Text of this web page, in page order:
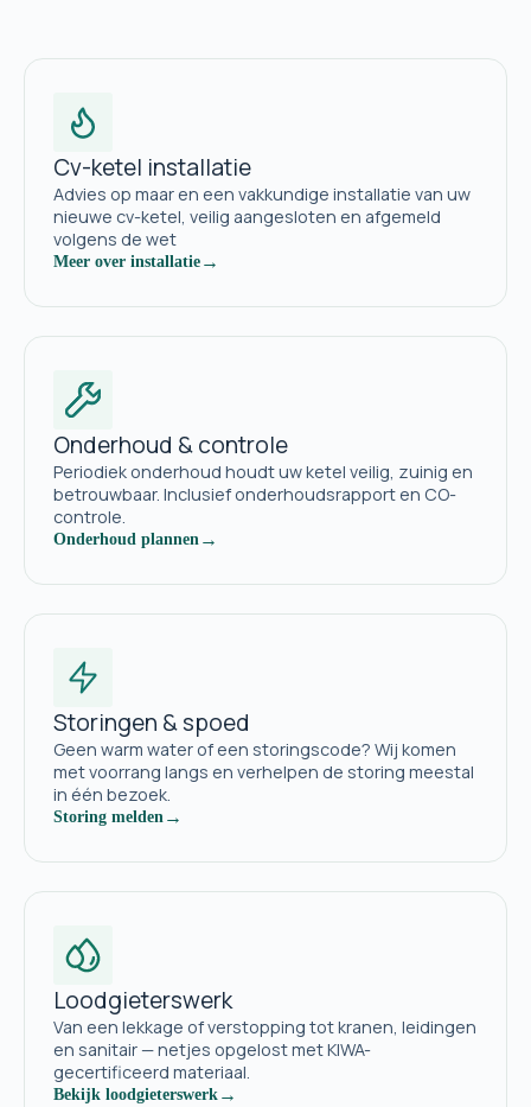
Cv-ketel installatie
Advies op maar en een vakkundige installatie van uw
nieuwe cv-ketel, veilig aangesloten en afgemeld
volgens de wet
Meer over installatie →
Onderhoud & controle
Periodiek onderhoud houdt uw ketel veilig, zuinig en
betrouwbaar. Inclusief onderhoudsrapport en CO-
controle.
Onderhoud plannen →
Storingen & spoed
Geen warm water of een storingscode? Wij komen
met voorrang langs en verhelpen de storing meestal
in één bezoek.
Storing melden →
Loodgieterswerk
Van een lekkage of verstopping tot kranen, leidingen
en sanitair — netjes opgelost met KIWA-
gecertificeerd materiaal.
Bekijk loodgieterswerk →